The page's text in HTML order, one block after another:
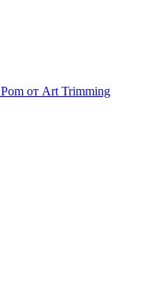
Pom от Art Trimming